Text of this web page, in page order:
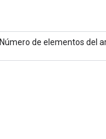
Número de elementos del